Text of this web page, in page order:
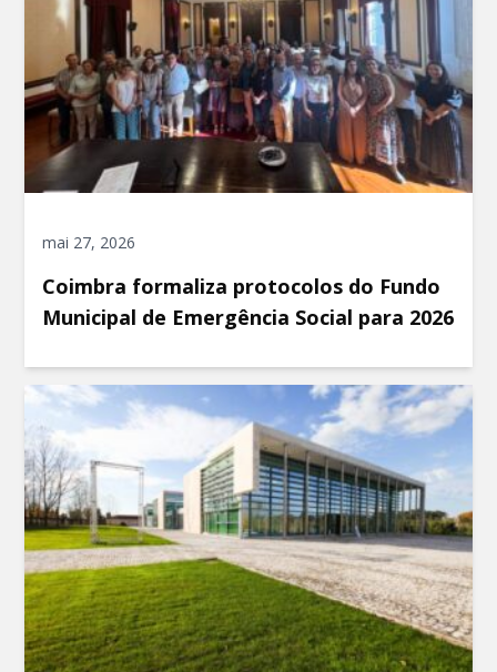
mai 27, 2026
Coimbra formaliza protocolos do Fundo
Municipal de Emergência Social para 2026